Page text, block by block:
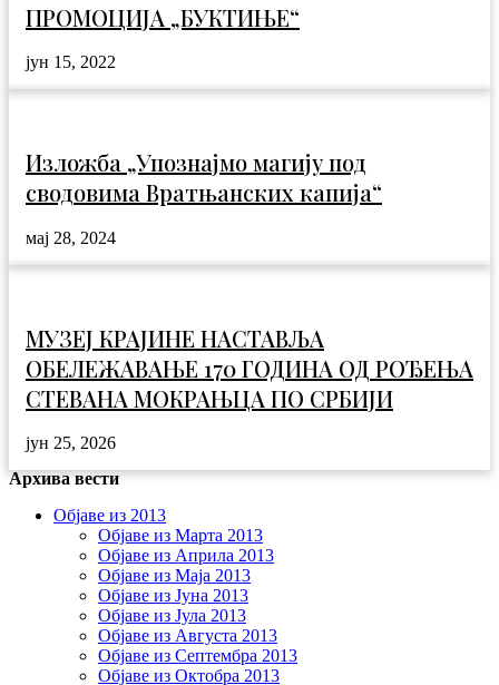
ПРОМОЦИЈА „БУКТИЊЕ“
јун 15, 2022
Изложба „Упознајмо магију под
сводовима Вратњанских капија“
мај 28, 2024
МУЗЕЈ КРАЈИНЕ НАСТАВЉА
ОБЕЛЕЖАВАЊЕ 170 ГОДИНА ОД РОЂЕЊА
СТЕВАНА МОКРАЊЦА ПО СРБИЈИ
јун 25, 2026
Архива вести
Објаве из 2013
Објаве из Марта 2013
Објаве из Априла 2013
Објаве из Маја 2013
Објаве из Јунa 2013
Објаве из Јула 2013
Објаве из Августа 2013
Објаве из Септембра 2013
Објаве из Октобра 2013